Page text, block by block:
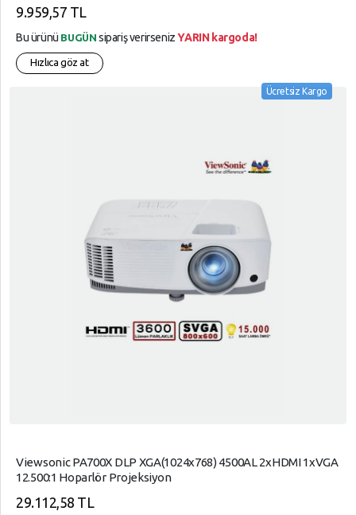
9.959,57 TL
Bu ürünü BUGÜN sipariş verirsenizYARIN kargoda!
Hızlıca göz at
Ücretsiz Kargo
Viewsonic PA700X DLP XGA(1024x768) 4500AL 2xHDMI 1xVGA
12.500:1 Hoparlör Projeksiyon
29.112,58 TL